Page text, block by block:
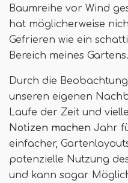
Baumreihe vor Wind
hat möglicherweise
Gefrieren wie ein
Bereich meines Gartens.
Durch die
unseren eigenen
Laufe der Zeit und
Notizen machen Jahr
einfacher,
potenzielle Nutzung
und kann sogar